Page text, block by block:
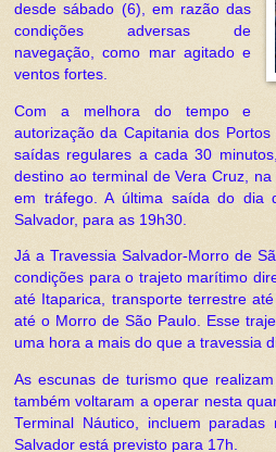
desde sábado (6), em razão das
condições adversas de
navegação, como mar agitado e
ventos fortes.
Com a melhora do tempo e
autorização da Capitania dos
saídas regulares a cada 30
destino ao terminal de Vera Cruz,
em tráfego. A última saída do dia
Salvador, para as 19h30.
Já a Travessia Salvador-Morro de
condições para o trajeto marítimo
até Itaparica, transporte terrestre
até o Morro de São Paulo. Esse
uma hora a mais do que a travessia
As escunas de turismo que
também voltaram a operar nesta
Terminal Náutico, incluem
Salvador está previsto para 17h.